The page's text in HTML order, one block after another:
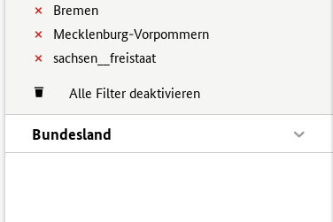
Bremen
Mecklenburg-Vorpommern
sachsen__freistaat
Alle Filter deaktivieren
Bundesland